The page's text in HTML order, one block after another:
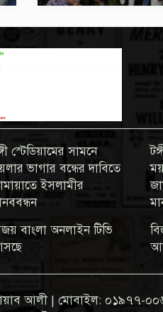
স্টেডিয়ামের সামনে
ভাগার বন্ধের দাবিতে
ইসলামীর
বাংলা অনলাইন টিভি
আলী | মোবাইল: ০১৯৭৭-